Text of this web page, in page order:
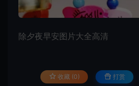
除夕夜早安图片大全高清
收藏 (0) 打赏